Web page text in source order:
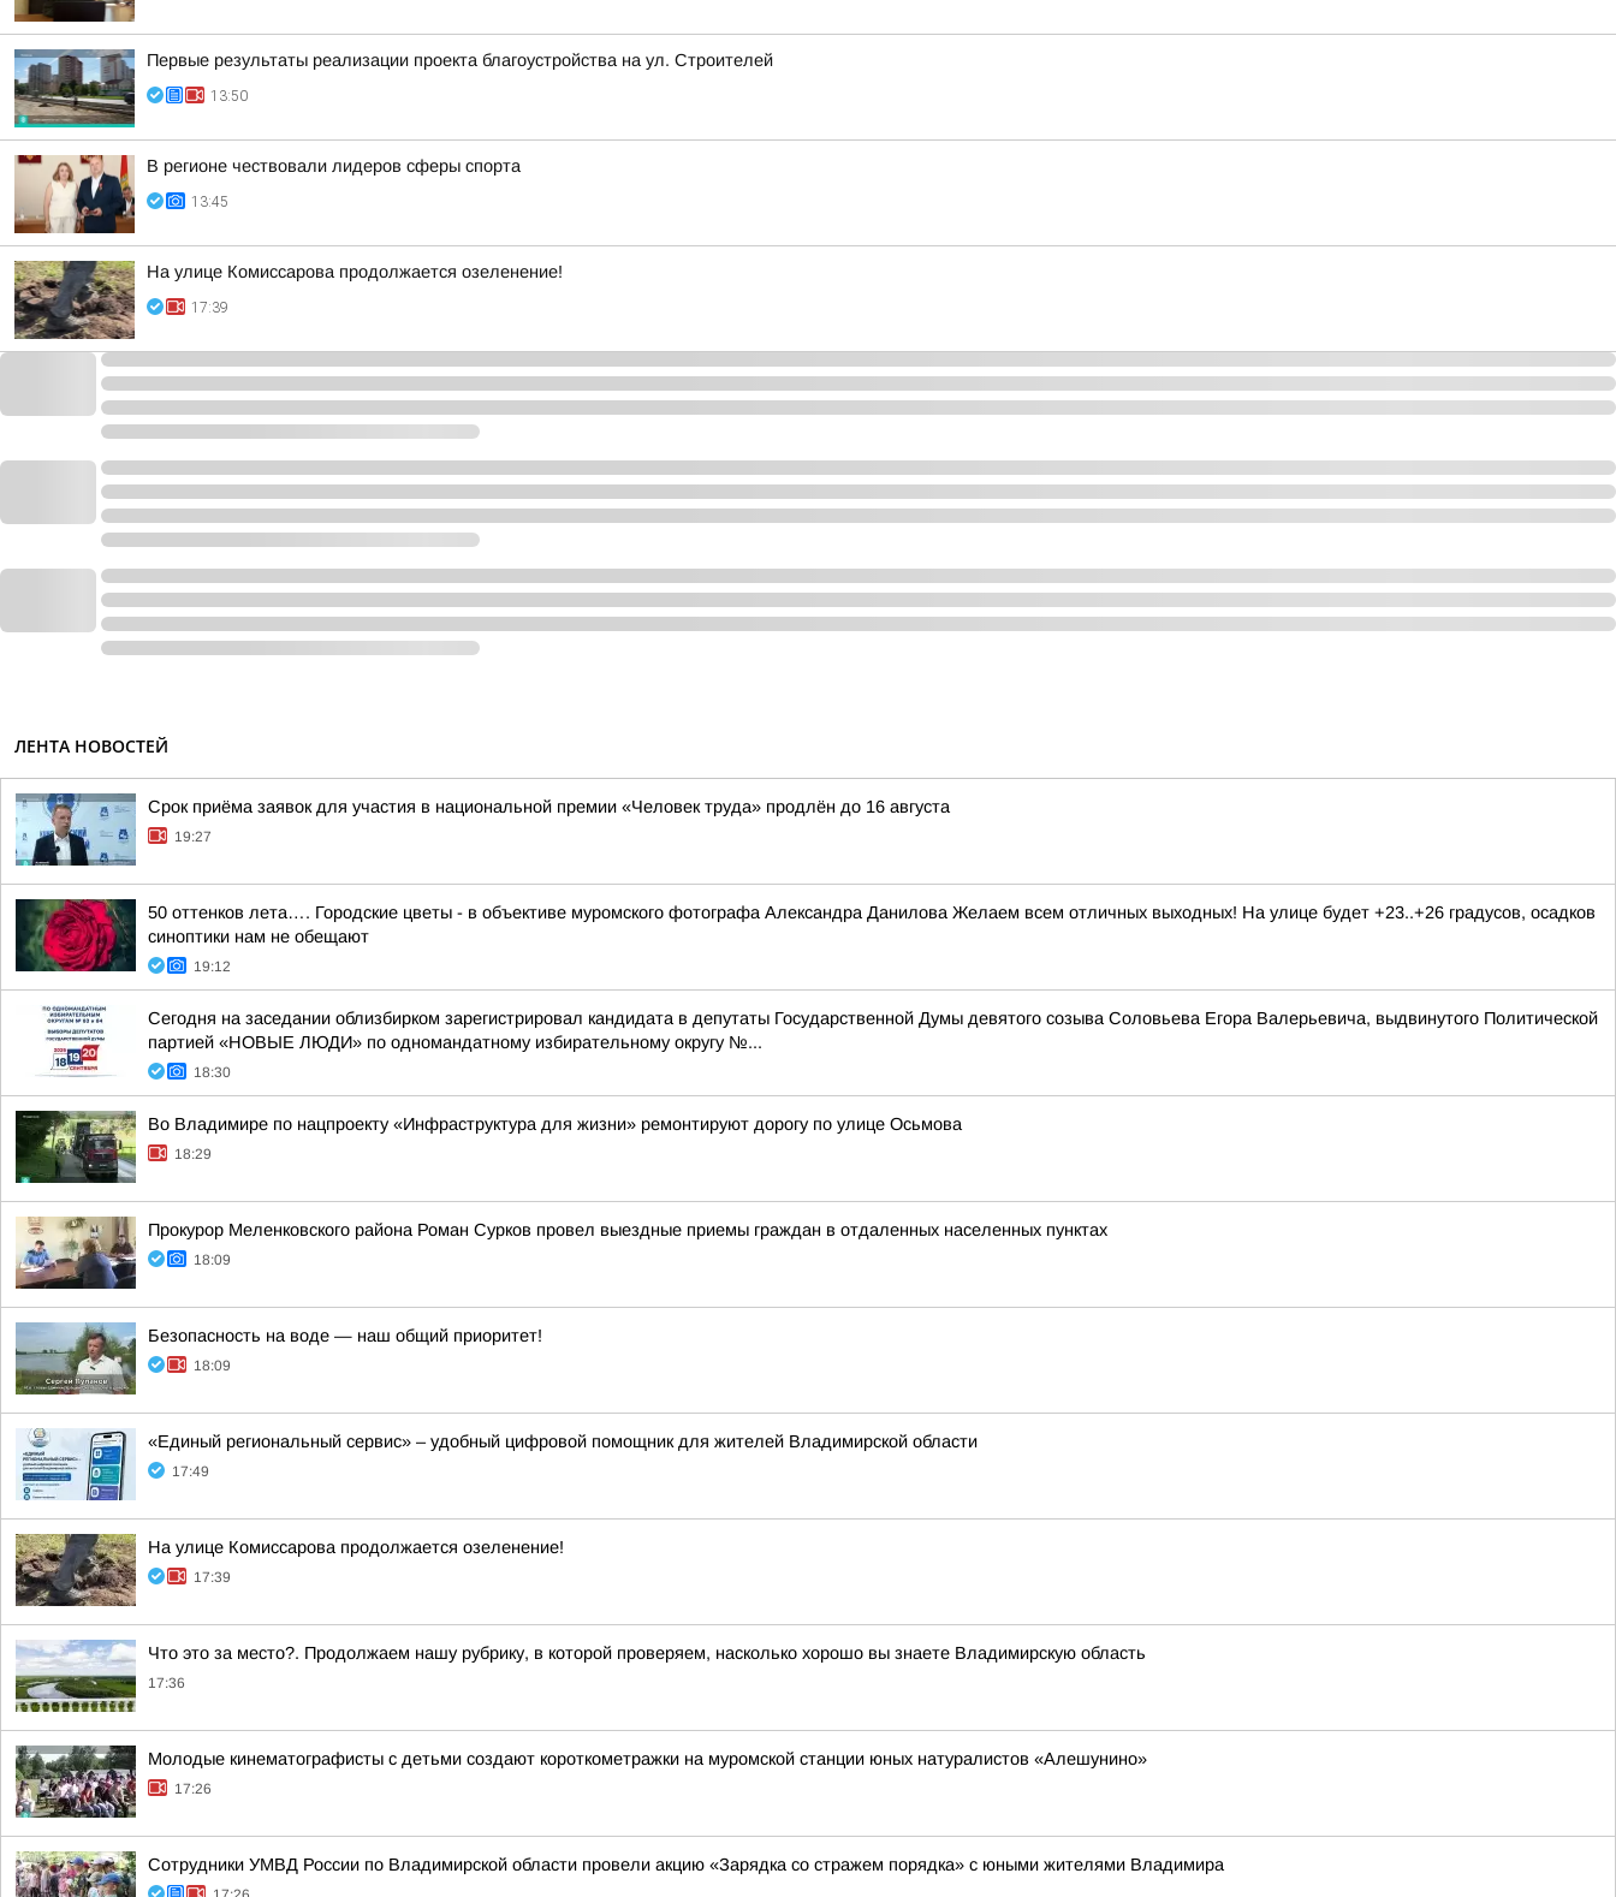
Первые результаты реализации проекта благоустройства на ул. Строителей
13:50
В регионе чествовали лидеров сферы спорта
13:45
На улице Комиссарова продолжается озеленение!
17:39
ЛЕНТА НОВОСТЕЙ
Срок приёма заявок для участия в национальной премии «Человек труда» продлён до 16 августа
19:27
50 оттенков лета…. Городские цветы - в объективе муромского фотографа Александра Данилова Желаем всем отличных выходных! На улице будет +23..+26 градусов, осадков
синоптики нам не обещают
19:12
Сегодня на заседании облизбирком зарегистрировал кандидата в депутаты Государственной Думы девятого созыва Соловьева Егора Валерьевича, выдвинутого Политической
партией «НОВЫЕ ЛЮДИ» по одномандатному избирательному округу №...
18:30
Во Владимире по нацпроекту «Инфраструктура для жизни» ремонтируют дорогу по улице Осьмова
18:29
Прокурор Меленковского района Роман Сурков провел выездные приемы граждан в отдаленных населенных пунктах
18:09
Безопасность на воде — наш общий приоритет!
18:09
«Единый региональный сервис» – удобный цифровой помощник для жителей Владимирской области
17:49
На улице Комиссарова продолжается озеленение!
17:39
Что это за место?. Продолжаем нашу рубрику, в которой проверяем, насколько хорошо вы знаете Владимирскую область
17:36
Молодые кинематографисты с детьми создают короткометражки на муромской станции юных натуралистов «Алешунино»
17:26
Сотрудники УМВД России по Владимирской области провели акцию «Зарядка со стражем порядка» с юными жителями Владимира